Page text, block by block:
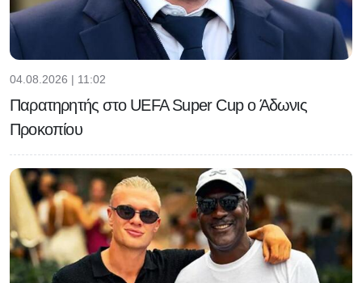
04.08.2026 | 11:02
Παρατηρητής στο UEFA Super Cup ο Άδωνις
Προκοπίου